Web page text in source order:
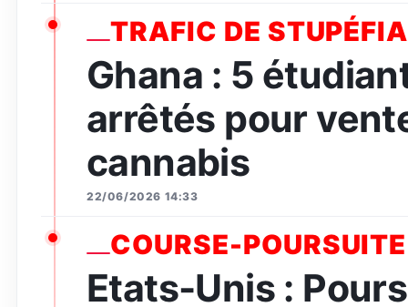
TRAFIC DE
Ghana : 5
arrêtés pour
cannabis
22/06/2026 14:33
COURSE-POURSUITE
Etats-Unis :